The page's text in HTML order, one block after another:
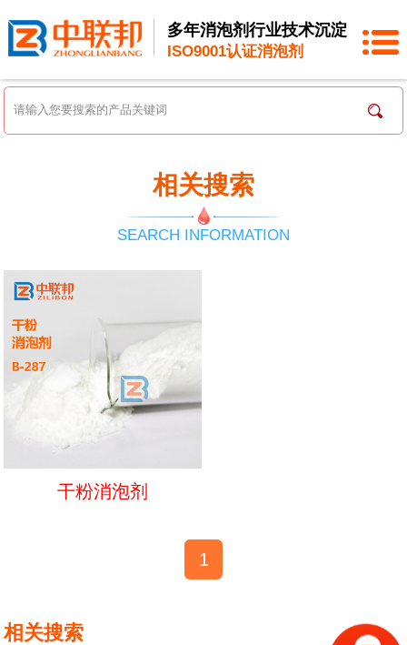
多年消泡剂行业技术沉淀
ISO9001认证消泡剂
相关搜索
SEARCH INFORMATION
干粉消泡剂
1
相关搜索